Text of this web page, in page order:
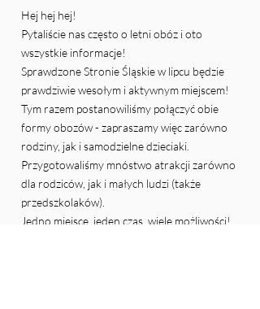
Hej hej hej!
Pytaliście nas często o letni obóz i oto
wszystkie informacje!
Sprawdzone Stronie Śląskie w lipcu będzie
prawdziwie wesołym i aktywnym miejscem!
Tym razem postanowiliśmy połączyć obie
formy obozów - zapraszamy więc zarówno
rodziny, jak i samodzielne dzieciaki.
Przygotowaliśmy mnóstwo atrakcji zarówno
dla rodziców, jak i małych ludzi (także
przedszkolaków).
Jedno miejsce, jeden czas, wiele możliwości!